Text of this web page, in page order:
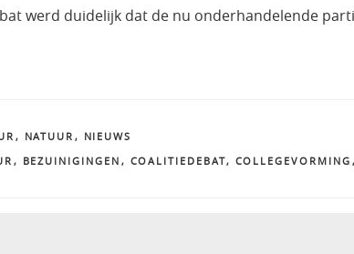
werd duidelijk dat de nu onderhandelende
, NATUUR , NIEUWS
, BEZUINIGINGEN , COALITIEDEBAT, COLLEGEVORMING ,